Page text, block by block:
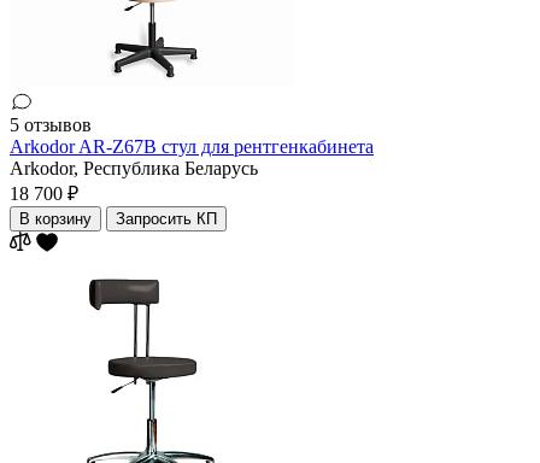
5 отзывов
Arkodor AR-Z67B cтул для рентгенкабинета
Arkodor, Республика Беларусь
18 700 ₽
В корзину Запросить КП